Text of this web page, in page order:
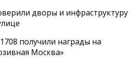
дворы и инфраструктуру
получили награды на
Москва»